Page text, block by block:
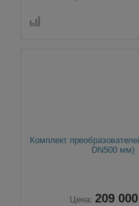
Комплект
DN500 мм)
Цена: 209 000